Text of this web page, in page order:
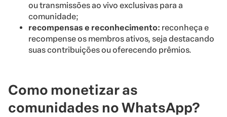
ou transmissões ao vivo exclusivas para a
comunidade;
recompensas e reconhecimento: reconheça e
recompense os membros ativos, seja destacando
suas contribuições ou oferecendo prêmios.
Como monetizar as
comunidades no WhatsApp?